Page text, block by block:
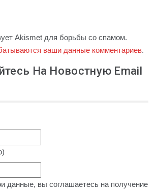
Akismet для борьбы со спамом.
ваши данные комментариев.
На Новостную Email
данные, вы соглашаетесь на получение